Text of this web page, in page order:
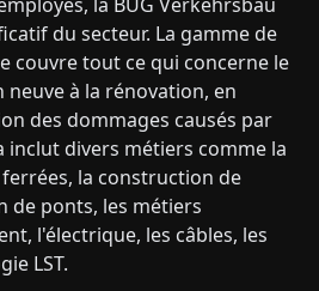
du secteur. La gamme de
couvre tout ce qui concerne le
à la rénovation, en
des dommages causés par
inclut divers métiers comme la
la construction de
de ponts, les métiers
l'électrique, les câbles, les
LST.